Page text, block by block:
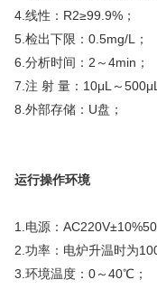
4.线性：R2≥99.9%；
5.检出下限：0.5mg/L；
6.分析时间：2～4min；
7.注 射 量：10μL～
8.外部存储：U盘；
运行操作环境
1.电源：
2.功率：电炉升温时为
3.环境温度：0～40℃；